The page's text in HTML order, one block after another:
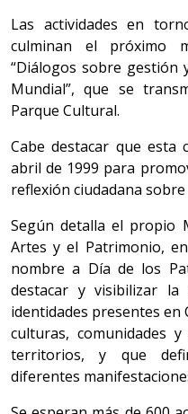
Las actividades en
culminan el próximo
“Diálogos sobre gestión
Mundial”, que se
Parque Cultural.
Cabe destacar que esta
abril de 1999 para
reflexión ciudadana
Según detalla el propio
Artes y el Patrimonio,
nombre a Día de los
destacar y visibilizar
identidades presentes en
culturas, comunidades
territorios, y que
diferentes